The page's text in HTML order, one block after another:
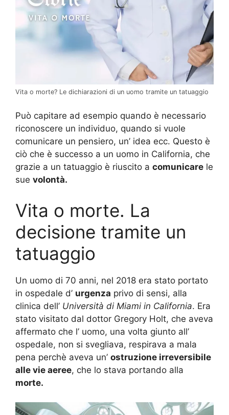
Vita o morte? Le dichiarazioni di un uomo tramite un tatuaggio
Può capitare ad esempio quando è necessario
riconoscere un individuo, quando si vuole
comunicare un pensiero, un’ idea ecc. Questo è
ciò che è successo a un uomo in California, che
grazie a un tatuaggio è riuscito a comunicare le
sue volontà.
Vita o morte. La
decisione tramite un
tatuaggio
Un uomo di 70 anni, nel 2018 era stato portato
in ospedale d’ urgenza privo di sensi, alla
clinica dell’ Università di Miami in California. Era
stato visitato dal dottor Gregory Holt, che aveva
affermato che l’ uomo, una volta giunto all’
ospedale, non si svegliava, respirava a mala
pena perchè aveva un’ ostruzione irreversibile
alle vie aeree, che lo stava portando alla
morte.